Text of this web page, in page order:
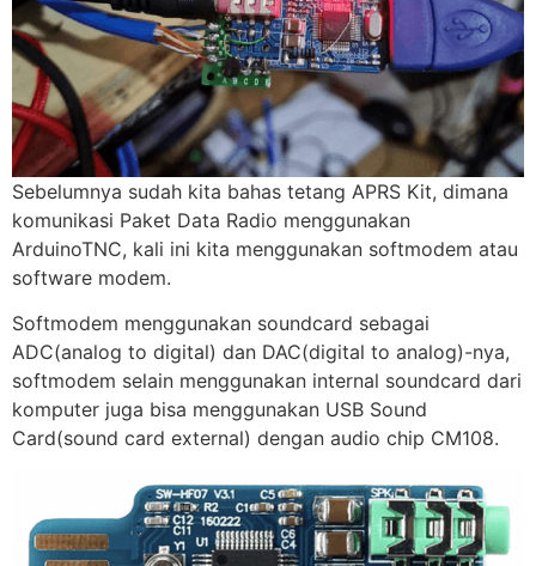
Sebelumnya sudah kita bahas tetang APRS Kit, dimana
komunikasi Paket Data Radio menggunakan
ArduinoTNC, kali ini kita menggunakan softmodem atau
software modem.
Softmodem menggunakan soundcard sebagai
ADC(analog to digital) dan DAC(digital to analog)-nya,
softmodem selain menggunakan internal soundcard dari
komputer juga bisa menggunakan USB Sound
Card(sound card external) dengan audio chip CM108.